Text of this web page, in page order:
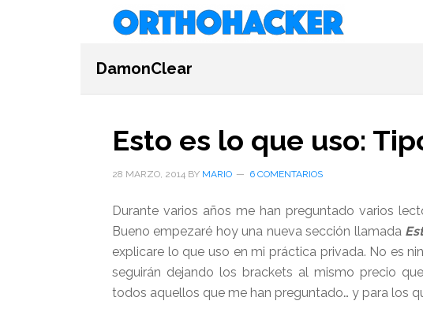
DamonClear
Esto es lo que uso:
28 MARZO, 2014 BY MARIO 6 COMENTARIOS
Durante varios años me han preguntado varios
Bueno empezaré hoy una nueva sección llamada
explicare lo que uso en mi práctica privada. No es
seguirán dejando los brackets al mismo precio
todos aquellos que me han preguntado… y para los